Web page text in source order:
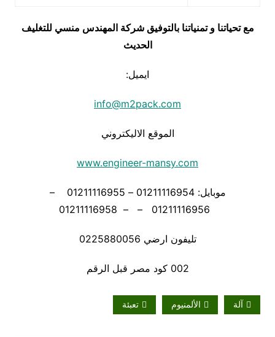
مع تحياتنا و تمنياتنا بالتوفيق شركة المهندس منسي للتغليف
الحديث
ايميل:
info@m2pack.com
الموقع الاليكتروني
www.engineer-mansy.com
موبايل: 01211116954 – 01211116955 –
تليفون ارضي 0225880056
002 كود مصر قبل الرقم
آلة الألمنيوم تعبئة